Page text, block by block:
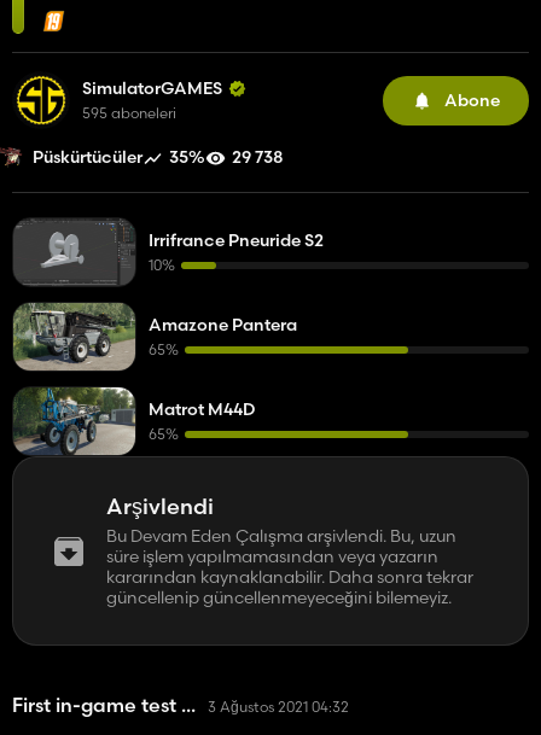
SimulatorGAMES
595 aboneleri
Abone
Püskürtücüler 35% 29 738
Arşivlendi
Bu Devam Eden Çalışma arşivlendi. Bu, uzun
süre işlem yapılmamasından veya yazarın
kararından kaynaklanabilir. Daha sonra tekrar
güncellenip güncellenmeyeceğini bilemeyiz.
First in-game test ... 3 Ağustos 2021 04:32
Irrifrance Pneuride S2
10%
Amazone Pantera
65%
Matrot M44D
65%